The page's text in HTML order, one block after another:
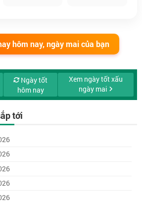
hôm nay, ngày mai của bạn
Ngày tốt
hôm nay
Xem ngày tốt xấu
ngày mai
tới